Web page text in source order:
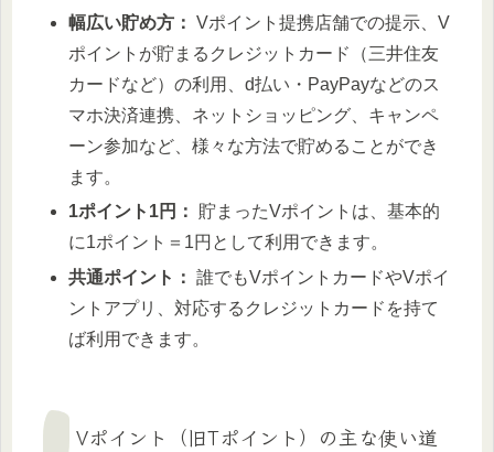
幅広い貯め方： Vポイント提携店舗での提示、V
ポイントが貯まるクレジットカード（三井住友
カードなど）の利用、d払い・PayPayなどのス
マホ決済連携、ネットショッピング、キャンペ
ーン参加など、様々な方法で貯めることができ
ます。
1ポイント1円：
貯まったVポイントは、基本的
に1ポイント＝1円として利用できます。
共通ポイント： 誰でもVポイントカードやVポイ
ントアプリ、対応するクレジットカードを持て
ば利用できます。
Vポイント（旧Tポイント）の主な使い道